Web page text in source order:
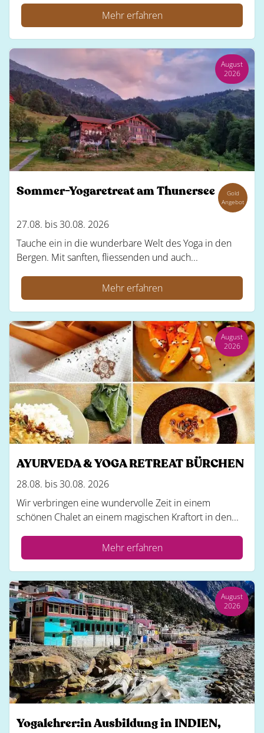
Mehr erfahren
August
2026
Sommer-Yogaretreat am Thunersee
Gold
Angebot
27.08. bis 30.08. 2026
Tauche ein in die wunderbare Welt des Yoga in den
Bergen. Mit sanften, fliessenden und auch...
Mehr erfahren
August
2026
AYURVEDA & YOGA RETREAT BÜRCHEN
28.08. bis 30.08. 2026
Wir verbringen eine wundervolle Zeit in einem
schönen Chalet an einem magischen Kraftort in den...
Mehr erfahren
August
2026
Yogalehrer:in Ausbildung in INDIEN,